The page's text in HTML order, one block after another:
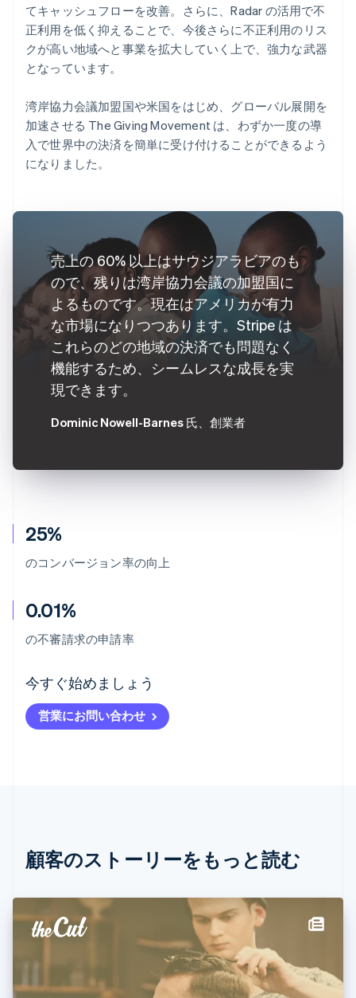
25%
のコンバージョン率の向上
0.01%
の不審請求の申請率
今すぐ始めましょう
営業にお問い合わせ
てキャッシュフローを改善。さらに、Radar の活用で不
正利用を低く抑えることで、今後さらに不正利用のリス
クが高い地域へと事業を拡大していく上で、強力な武器
となっています。
湾岸協力会議加盟国や米国をはじめ、グローバル展開を
加速させる The Giving Movement は、わずか一度の導
入で世界中の決済を簡単に受け付けることができるよう
になりました。
売上の 60% 以上はサウジアラビアのも
ので、残りは湾岸協力会議の加盟国に
よるものです。現在はアメリカが有力
な市場になりつつあります。Stripe は
これらのどの地域の決済でも問題なく
機能するため、シームレスな成長を実
現できます。
Dominic Nowell-Barnes 氏 、創業者
顧客のストーリーをもっと読む
アイルランド
English
アメリカ
EnglishEspañol简体中文
English
エストニア
オーストラリア
English
オーストリア
Nederlands English
カナダ